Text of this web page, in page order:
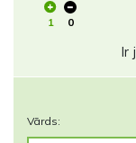
1 0
Ir
Vārds: